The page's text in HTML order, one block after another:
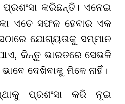
ପ୍ରଶଂସା କରିଛନ୍ତି। ଏନେଇ
ଏତେ ସଫଳ ହେବାର ଏକ
ଯୋଗ୍ୟତାକୁ ସମ୍ମାନ
କିନ୍ତୁ ଭାରତରେ ସେଭଳି
ଦେଖିବାକୁ ମିଳେ ନାହିଁ।
ପ୍ରଶଂସା କରି ନୂଇ